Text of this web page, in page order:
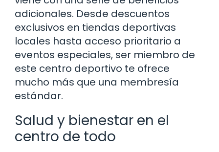
adicionales. Desde descuentos
exclusivos en tiendas deportivas
locales hasta acceso prioritario a
eventos especiales, ser miembro de
este centro deportivo te ofrece
mucho más que una membresía
estándar.
Salud y bienestar en el
centro de todo